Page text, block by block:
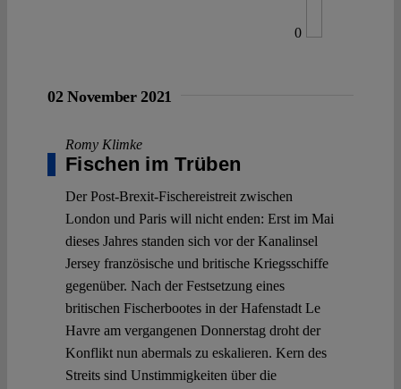
0
02 November 2021
Romy Klimke
Fischen im Trüben
Der Post-Brexit-Fischereistreit zwischen
London und Paris will nicht enden: Erst im Mai
dieses Jahres standen sich vor der Kanalinsel
Jersey französische und britische Kriegsschiffe
gegenüber. Nach der Festsetzung eines
britischen Fischerbootes in der Hafenstadt Le
Havre am vergangenen Donnerstag droht der
Konflikt nun abermals zu eskalieren. Kern des
Streits sind Unstimmigkeiten über die